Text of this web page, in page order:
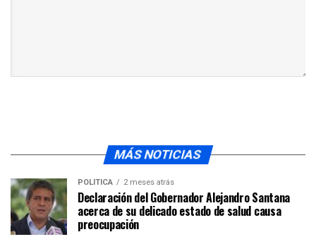
MÁS NOTICIAS
POLÍTICA 2 meses atrás
Declaración del Gobernador Alejandro Santana
acerca de su delicado estado de salud causa
preocupación